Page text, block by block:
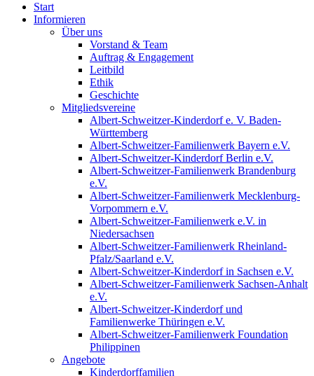
Start
Informieren
Über uns
Vorstand & Team
Auftrag & Engagement
Leitbild
Ethik
Geschichte
Mitgliedsvereine
Albert-Schweitzer-Kinderdorf e. V. Baden-
Württemberg
Albert-Schweitzer-Familienwerk Bayern e.V.
Albert-Schweitzer-Kinderdorf Berlin e.V.
Albert-Schweitzer-Familienwerk Brandenburg
e.V.
Albert-Schweitzer-Familienwerk Mecklenburg-
Vorpommern e.V.
Albert-Schweitzer-Familienwerk e.V. in
Niedersachsen
Albert-Schweitzer-Familienwerk Rheinland-
Pfalz/Saarland e.V.
Albert-Schweitzer-Kinderdorf in Sachsen e.V.
Albert-Schweitzer-Familienwerk Sachsen-Anhalt
e.V.
Albert-Schweitzer-Kinderdorf und
Familienwerke Thüringen e.V.
Albert-Schweitzer-Familienwerk Foundation
Philippinen
Angebote
Kinderdorffamilien